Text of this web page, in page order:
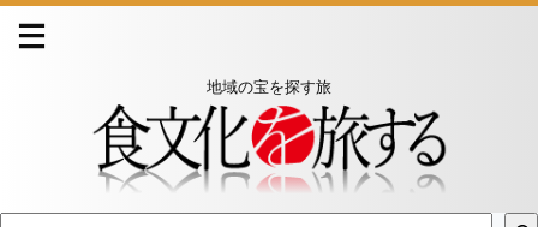
地域の宝を探す旅